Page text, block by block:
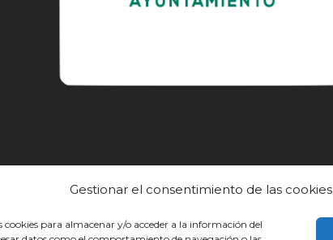
Gestionar el consentimiento de las cookies
para almacenar y/o acceder a la información del
EL CAMINO DESCUBRE